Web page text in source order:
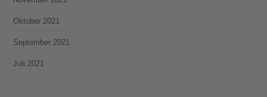
Oktober 2021
September 2021
Juli 2021